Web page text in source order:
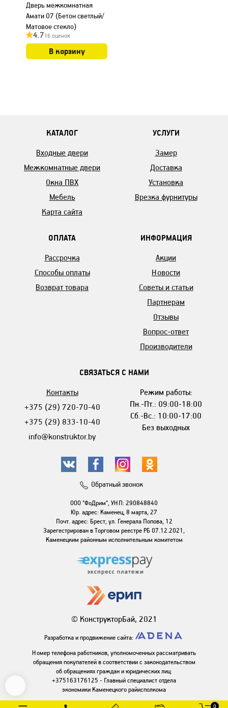
0
Дверь межкомнатная
Амати 07 (Бетон светлый/
Матовое стекло)
4.716 оценок
В корзину
КАТАЛОГ
Входные двери
Межкомнатные двери
Окна ПВХ
Мебель
Карта сайта
УСЛУГИ
Замер
Доставка
Установка
Врезка фурнитуры
ОПЛАТА
Рассрочка
Способы оплаты
Возврат товара
ИНФОРМАЦИЯ
Акции
Новости
Советы и статьи
Партнерам
Отзывы
Вопрос-ответ
Производители
СВЯЗАТЬСЯ С НАМИ
Контакты
+375 (29) 720-70-40
+375 (29) 833-10-40
info@konstruktor.by
Режим работы:
Пн.-Пт.: 09:00-18:00
Сб.-Вс.: 10:00-17:00
Без выходных
Обратный звонок
ООО "ФоДрим", УНП: 290848840
Юр. адрес: Каменец, 8 марта, 27
Почт. адрес: Брест, ул. Генерала Попова, 12
Зарегестрирован в Торговом реестре РБ 07.12.2021,
Каменецким районным исполнительным комитетом
© КонструкторБай, 2021
Разработка и продвижение сайта:
Номер телефона работников, уполномоченных рассматривать
обращения покупателей в соответствии с законодательством
об обращениях граждан и юридических лиц:
+375163176125 - Главный специалист отдела
экономики Каменецкого райисполкома